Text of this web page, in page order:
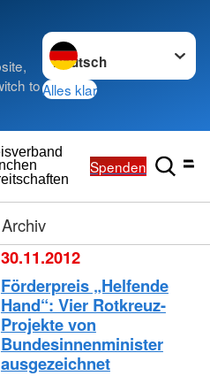
to
Sprache wechseln zu
Alles klar
Spenden
Archiv
30.11.2012
Förderpreis „Helfende
Hand“: Vier Rotkreuz-
Projekte von
Bundesinnenminister
ausgezeichnet